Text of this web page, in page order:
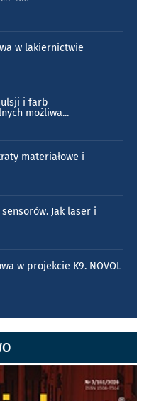
w lakiernictwie
i farb
możliwa...
materiałowe i
Jak laser i
w projekcie K9. NOVOL